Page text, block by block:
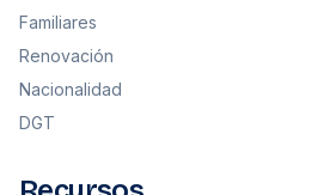
Familiares
Renovación
Nacionalidad
DGT